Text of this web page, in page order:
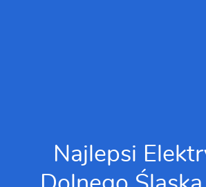
Najlepsi